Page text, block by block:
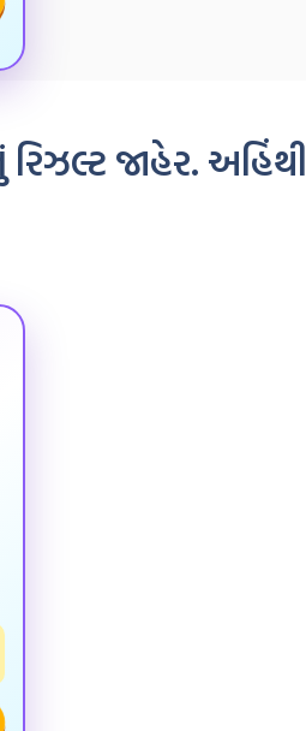
જાહેર. અહિંથી